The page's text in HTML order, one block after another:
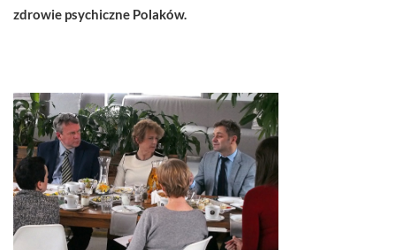
zdrowie psychiczne Polaków.